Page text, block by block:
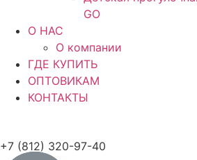
GO
O НАС
О компании
ГДЕ КУПИТЬ
ОПТОВИКАМ
КОНТАКТЫ
+7 (812) 320-97-40